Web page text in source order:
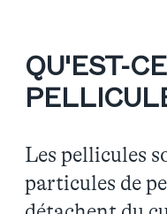
QU'EST-
Les pellicules
particules de